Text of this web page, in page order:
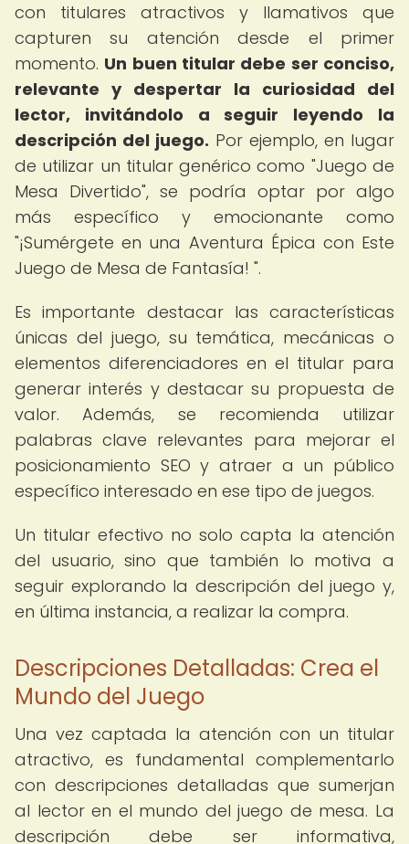
con titulares atractivos y llamativos que
capturen su atención desde el primer
momento. Un buen titular debe ser conciso,
relevante y despertar la curiosidad del
lector, invitándolo a seguir leyendo la
descripción del juego. Por ejemplo, en lugar
de utilizar un titular genérico como "Juego de
Mesa Divertido", se podría optar por algo
más específico y emocionante como
"¡Sumérgete en una Aventura Épica con Este
Juego de Mesa de Fantasía! ".
Es importante destacar las características
únicas del juego, su temática, mecánicas o
elementos diferenciadores en el titular para
generar interés y destacar su propuesta de
valor. Además, se recomienda utilizar
palabras clave relevantes para mejorar el
posicionamiento SEO y atraer a un público
específico interesado en ese tipo de juegos.
Un titular efectivo no solo capta la atención
del usuario, sino que también lo motiva a
seguir explorando la descripción del juego y,
en última instancia, a realizar la compra.
Descripciones Detalladas: Crea el
Mundo del Juego
Una vez captada la atención con un titular
atractivo, es fundamental complementarlo
con descripciones detalladas que sumerjan
al lector en el mundo del juego de mesa. La
descripción debe ser informativa,